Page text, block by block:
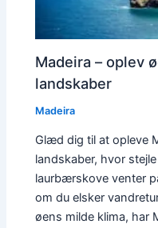
Madeira – oplev
landskaber
Madeira
Glæd dig til at opleve
landskaber, hvor
laurbærskove venter
om du elsker
øens milde klima, har